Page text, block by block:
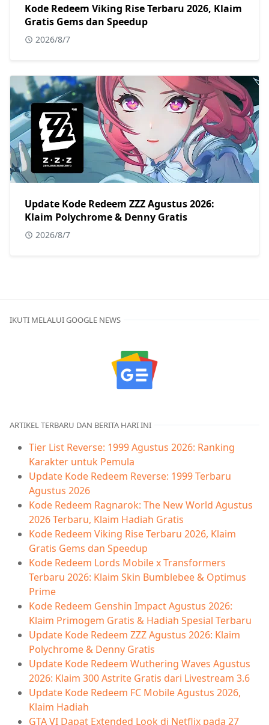
Kode Redeem Viking Rise Terbaru 2026, Klaim
Gratis Gems dan Speedup
2026/8/7
Update Kode Redeem ZZZ Agustus 2026:
Klaim Polychrome & Denny Gratis
2026/8/7
IKUTI MELALUI GOOGLE NEWS
ARTIKEL TERBARU DAN BERITA HARI INI
Tier List Reverse: 1999 Agustus 2026: Ranking
Karakter untuk Pemula
Update Kode Redeem Reverse: 1999 Terbaru
Agustus 2026
Kode Redeem Ragnarok: The New World Agustus
2026 Terbaru, Klaim Hadiah Gratis
Kode Redeem Viking Rise Terbaru 2026, Klaim
Gratis Gems dan Speedup
Kode Redeem Lords Mobile x Transformers
Terbaru 2026: Klaim Skin Bumblebee & Optimus
Prime
Kode Redeem Genshin Impact Agustus 2026:
Klaim Primogem Gratis & Hadiah Spesial Terbaru
Update Kode Redeem ZZZ Agustus 2026: Klaim
Polychrome & Denny Gratis
Update Kode Redeem Wuthering Waves Agustus
2026: Klaim 300 Astrite Gratis dari Livestream 3.6
Update Kode Redeem FC Mobile Agustus 2026,
Klaim Hadiah
GTA VI Dapat Extended Look di Netflix pada 27